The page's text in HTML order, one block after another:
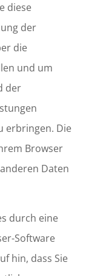
diese
der
die
und um
der
erbringen. Die
Browser
Daten
durch eine
Software
hin, dass Sie